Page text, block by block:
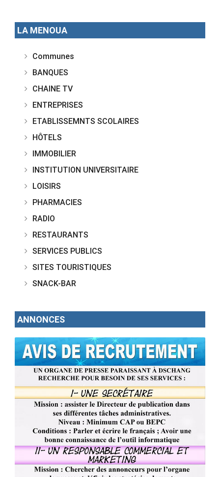
LA MENOUA
Communes
BANQUES
CHAINE TV
ENTREPRISES
ETABLISSEMNTS SCOLAIRES
HÔTELS
IMMOBILIER
INSTITUTION UNIVERSITAIRE
LOISIRS
PHARMACIES
RADIO
RESTAURANTS
SERVICES PUBLICS
SITES TOURISTIQUES
SNACK-BAR
ANNONCES